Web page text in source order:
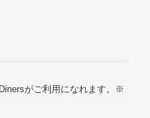
がご利用になれます。※